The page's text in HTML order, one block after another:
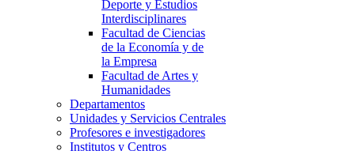
Deporte y Estudios
Interdisciplinares
Facultad de Ciencias
de la Economía y de
la Empresa
Facultad de Artes y
Humanidades
Departamentos
Unidades y Servicios Centrales
Profesores e investigadores
Institutos y Centros